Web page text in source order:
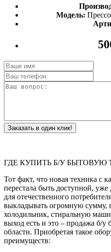
Модель:
Заказать в один клик!
ГДЕ КУПИТЬ Б/У БЫТОВУЮ
Тот факт, что новая техника с
перестала быть доступной, уже
для отечественного
выкладывать огромную сумму,
холодильник, стиральную
выход есть и это – продажа б/
области. Приобретая такое
преимуществ: